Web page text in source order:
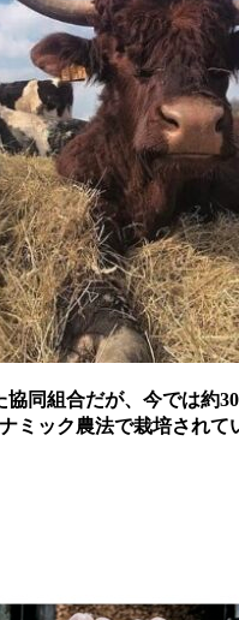
同組合だが、今では約
ック農法で栽培されて